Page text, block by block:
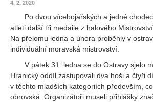
4. 2. 2020
Po dvou vícebojařských a jedné
atleti další tři medaile z halového
Na přelomu ledna a února proběhly v
individuální moravská mistrovství.
V pátek 31. ledna se do Ostravy sjelo
Hranický oddíl zastupovali dva hoši a čtyři
v těchto mladších kategoriích především,
obrovská. Organizátoři museli přihlášky